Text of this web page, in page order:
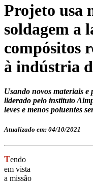
Projeto usa
soldagem a
compósitos
à indústria
Usando novos materiais e
liderado pelo instituto
leves e menos poluentes
Atualizado em: 04/10/2021
Tendo
em vista
a missão